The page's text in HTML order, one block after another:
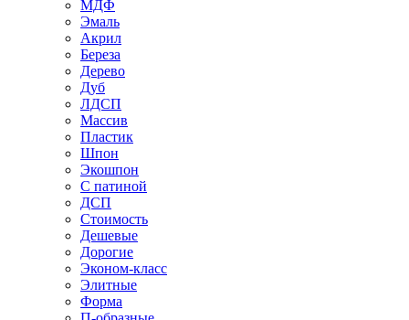
МДФ
Эмаль
Акрил
Береза
Дерево
Дуб
ЛДСП
Массив
Пластик
Шпон
Экошпон
С патиной
ДСП
Стоимость
Дешевые
Дорогие
Эконом-класс
Элитные
Форма